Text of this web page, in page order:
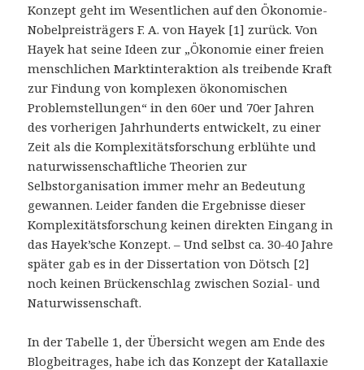
Konzept geht im Wesentlichen auf den Ökonomie-
Nobelpreisträgers F. A. von Hayek [1] zurück. Von
Hayek hat seine Ideen zur „Ökonomie einer freien
menschlichen Marktinteraktion als treibende Kraft
zur Findung von komplexen ökonomischen
Problemstellungen“ in den 60er und 70er Jahren
des vorherigen Jahrhunderts entwickelt, zu einer
Zeit als die Komplexitätsforschung erblühte und
naturwissenschaftliche Theorien zur
Selbstorganisation immer mehr an Bedeutung
gewannen. Leider fanden die Ergebnisse dieser
Komplexitätsforschung keinen direkten Eingang in
das Hayek’sche Konzept. – Und selbst ca. 30-40 Jahre
später gab es in der Dissertation von Dötsch [2]
noch keinen Brückenschlag zwischen Sozial- und
Naturwissenschaft.
In der Tabelle 1, der Übersicht wegen am Ende des
Blogbeitrages, habe ich das Konzept der Katallaxie